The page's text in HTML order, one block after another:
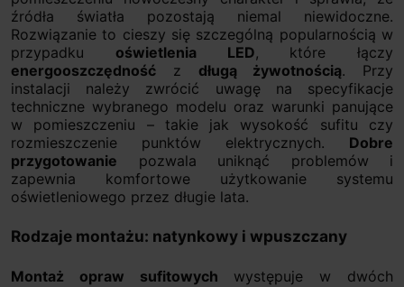
źródła światła pozostają niemal niewidoczne.
Rozwiązanie to cieszy się szczególną popularnością w
przypadku oświetlenia LED, które łączy
energooszczędność z długą żywotnością. Przy
instalacji należy zwrócić uwagę na specyfikacje
techniczne wybranego modelu oraz warunki panujące
w pomieszczeniu – takie jak wysokość sufitu czy
rozmieszczenie punktów elektrycznych. Dobre
przygotowanie pozwala uniknąć problemów i
zapewnia komfortowe użytkowanie systemu
oświetleniowego przez długie lata.
Rodzaje montażu: natynkowy i wpuszczany
Montaż opraw sufitowych występuje w dwóch